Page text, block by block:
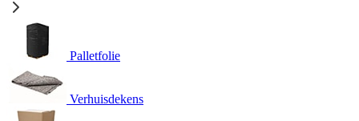
Palletfolie
Verhuisdekens